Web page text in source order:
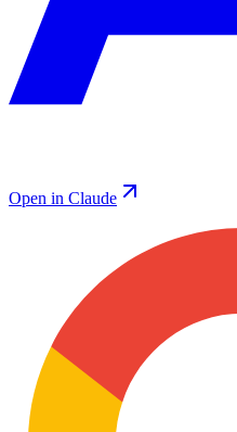
Open in Claude